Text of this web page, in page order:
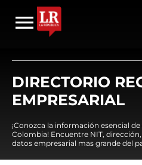
DIRECTORIO
EMPRESARIAL
¡Conozca la información esencial
Colombia! Encuentre NIT,
datos empresarial mas grande del